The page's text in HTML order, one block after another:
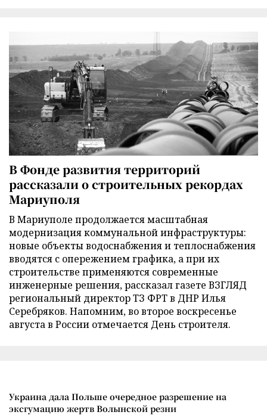
В Фонде развития территорий
рассказали о строительных рекордах
Мариуполя
В Мариуполе продолжается масштабная
модернизация коммунальной инфраструктуры:
новые объекты водоснабжения и теплоснабжения
вводятся с опережением графика, а при их
строительстве применяются современные
инженерные решения, рассказал газете ВЗГЛЯД
региональный директор ТЗ ФРТ в ДНР Илья
Серебряков. Напомним, во второе воскресенье
августа в России отмечается День строителя.
Украина дала Польше очередное разрешение на
эксгумацию жертв Волынской резни